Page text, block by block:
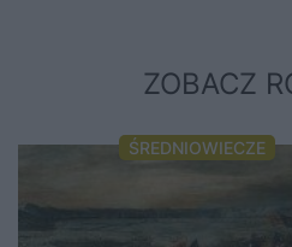
ZOBACZ
ŚREDNIOWIECZE